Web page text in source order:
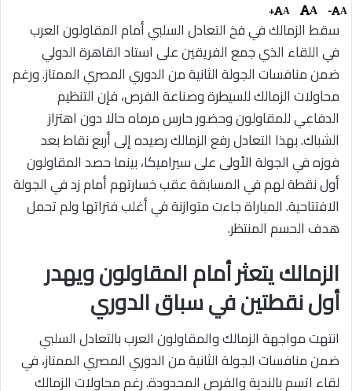
A
-
A
A
+
سقط الزمالك في فخ التعادل السلبي أمام المقاولون العرب
في اللقاء الذي جمع الفريقين على استاد القاهرة الدولي
ضمن منافسات الجولة الثانية من الدوري المصري الممتاز. ورغم
محاولات الزمالك للسيطرة وصناعة الفرص، فإن التنظيم
الدفاعي للمقاولون وحضور حارس مرماه حالا دون اهتزاز
الشباك. بهذا التعادل رفع الزمالك رصيده إلى أربع نقاط بعد
فوزه في الجولة الأولى على سيراميكا، بينما حصد المقاولون
أول نقطة لهم في المسابقة عقب خسارتهم أمام زد في الجولة
الافتتاحية. المباراة جاءت متوازنة في أغلب فتراتها ولم تحمل
هدف الحسم المنتظر.
الزمالك يتعثر أمام المقاولون ويهدر
أول نقطتين في سباق الدوري
انتهت مواجهة الزمالك والمقاولون العرب بالتعادل السلبي
ضمن منافسات الجولة الثانية من الدوري المصري الممتاز، في
لقاء اتسم بالندية والفرص المحدودة. رغم محاولات الزمالك